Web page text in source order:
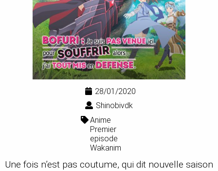
28/01/2020
Shinobivdk
Anime
Premier
episode
Wakanim
Une fois n’est pas coutume, qui dit nouvelle saison